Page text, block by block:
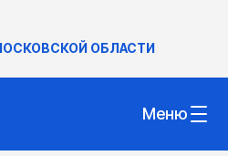
ОБЛАСТИ
Меню